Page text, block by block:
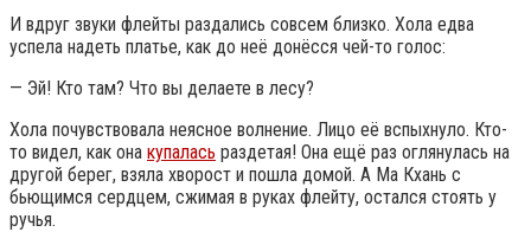
И вдруг звуки флейты раздались совсем близко. Хола едва
успела надеть платье, как до неё донёсся чей-то голос:
— Эй! Кто там? Что вы делаете в лесу?
Хола почувствовала неясное волнение. Лицо её вспыхнуло. Кто-
то видел, как она купалась раздетая! Она ещё раз оглянулась на
другой берег, взяла хворост и пошла домой. А Ма Кхань с
бьющимся сердцем, сжимая в руках флейту, остался стоять у
ручья.